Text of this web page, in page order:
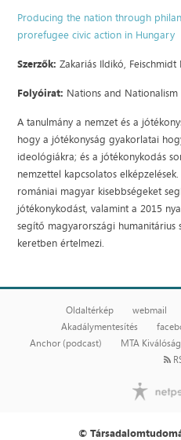
Producing the nation through
prorefugee civic action in Hungary
Szerzők: Zakariás Ildikó,
Folyóirat: Nations and Nationalism
A tanulmány a nemzet és a
hogy a jótékonyság gyakorlatai
ideológiákra; és a jótékonykodás
nemzettel kapcsolatos
romániai magyar kisebbségeket
jótékonykodást, valamint a 2015
segítő magyarországi humanitárius
keretben értelmezi.
Oldaltérkép webmail
Akadálymentesítés
Anchor (podcast)
MTA
©